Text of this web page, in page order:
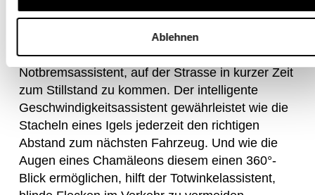
Ablehnen
Verkehr unterwegs zu sein.
Wie ein Gepard, der auf Beutejagd innerhalb von
wenigen Metern stoppen kann, ermöglicht der
Notbremsassistent, auf der Strasse in kurzer Zeit
zum Stillstand zu kommen. Der intelligente
Geschwindigkeitsassistent gewährleistet wie die
Stacheln eines Igels jederzeit den richtigen
Abstand zum nächsten Fahrzeug. Und wie die
Augen eines Chamäleons diesem einen 360°-
Blick ermöglichen, hilft der Totwinkelassistent,